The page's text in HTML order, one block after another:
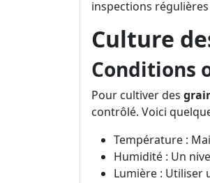
inspections
Culture
Conditions
Pour cultiver des
contrôlé. Voici
Température :
Humidité : Un
Lumière : Utiliser